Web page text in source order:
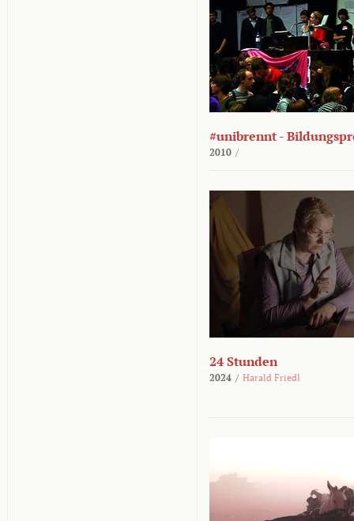
#unibrennt -
2010 /
24 Stunden
2024 / Harald Friedl